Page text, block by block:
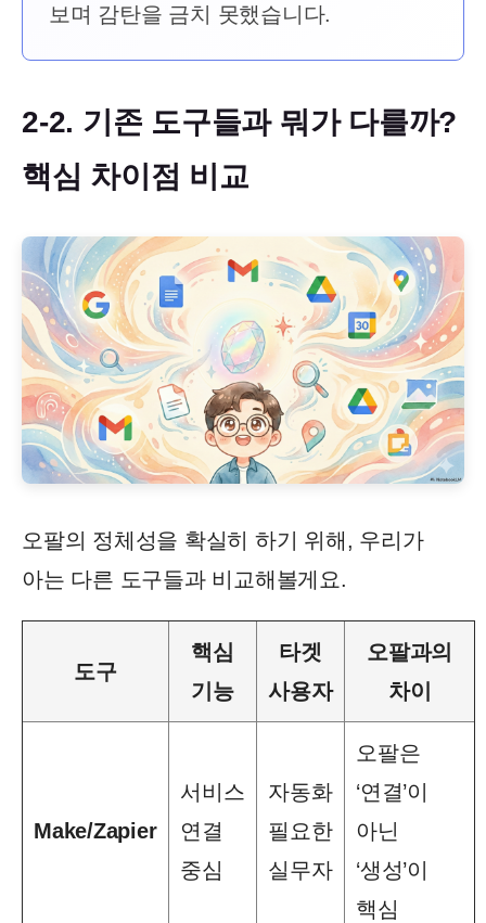
보며 감탄을 금치 못했습니다.
2-2. 기존 도구들과 뭐가 다를까?
핵심 차이점 비교
오팔의 정체성을 확실히 하기 위해, 우리가
아는 다른 도구들과 비교해볼게요.
도구
핵심
기능
타겟
사용자
오팔과의
차이
Make/Zapier
서비스
연결
중심
자동화
필요한
실무자
오팔은
‘연결’이
아닌
‘생성’이
핵심